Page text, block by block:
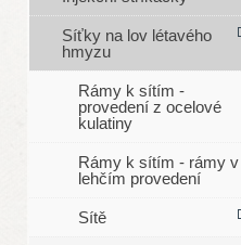
Síťky na lov létavého
hmyzu
Rámy k sítím -
provedení z ocelové
kulatiny
Rámy k sítím - rámy v
lehčím provedení
Sítě